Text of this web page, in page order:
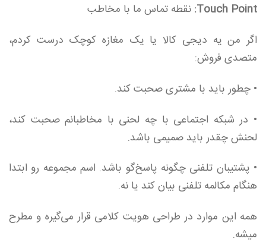
Touch Point: نقطه تماس ما با مخاطب
اگر من یه دیجی کالا یا یک مغازه کوچک درست کردم،
متصدی فروش:
• چطور باید با مشتری صحبت کند.
• در شبکه اجتماعی با چه لحنی با مخاطبانم صحبت کند،
لحنش چقدر باید صمیمی باشد.
• پشتیبان تلفنی چگونه پاسخ‌گو باشد. اسم مجموعه رو ابتدا
هنگام مکالمه تلفنی بیان کند یا نه.
همه این موارد در طراحی هویت کلامی قرار می‌گیره و مطرح
میشه.